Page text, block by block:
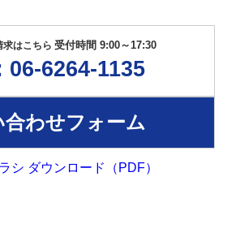
求はこちら 受付時間 9:00～17:30
06-6264-1135
合わせフォーム
シ ダウンロード（PDF）